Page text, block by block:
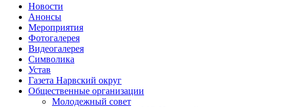
Новости
Анонсы
Мероприятия
Фотогалерея
Видеогалерея
Символика
Устав
Газета Нарвский округ
Общественные организации
Молодежный совет